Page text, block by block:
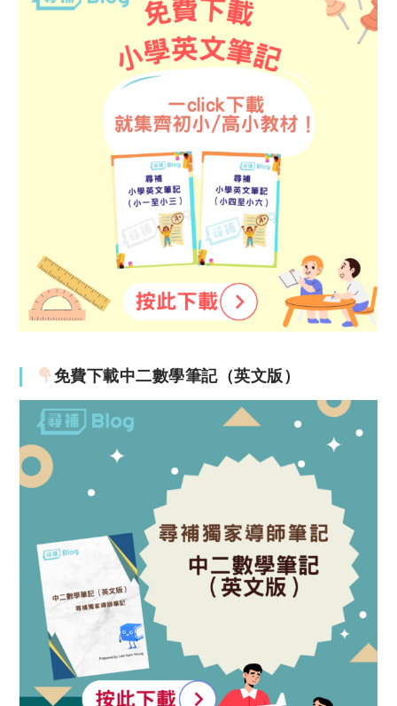
免費下載中二數學筆記（英文版）